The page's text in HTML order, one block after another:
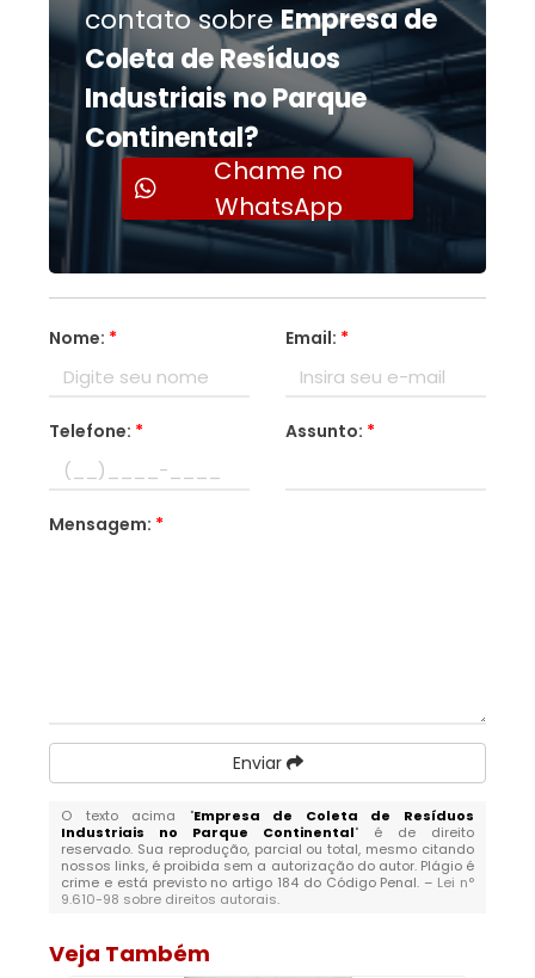
contato sobreEmpresa de
Coleta de Resíduos
Industriais no Parque
Continental?
Chame no
WhatsApp
Nome: * Email: *
Telefone: * Assunto: *
Mensagem: *
Enviar
O texto acima "Empresa de Coleta de Resíduos
Industriais no Parque Continental" é de direito
reservado. Sua reprodução, parcial ou total, mesmo citando
nossos links, é proibida sem a autorização do autor. Plágio é
crime e está previsto no artigo 184 do Código Penal. – Lei n°
9.610-98 sobre direitos autorais.
Veja Também